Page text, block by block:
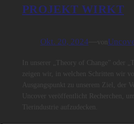
PROJEKT WIRKT
Okt. 20, 2024 von
In unserer „Theory of Change” oder
zeigen wir, in welchen Schritten wir
Ausgangspunkt zu unserem Ziel, der
Uncover veröffentlicht Recherchen,
Tierindustrie aufzudecken.